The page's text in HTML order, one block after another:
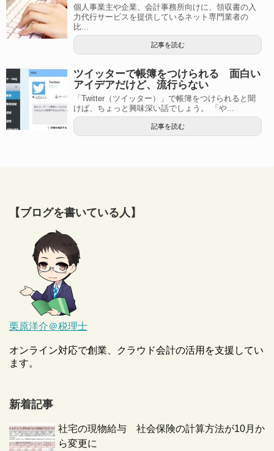
個人事業主や企業、会計事務所向けに、領収書の入
力代行サービスを提供しているネット専門業者の
比...
記事を読む
ツイッターで帳簿をつけられる 面白い
アイデアだけど、流行らない
「Twitter（ツイッター）」で帳簿をつけられると聞
けば、ちょっと興味深い話でしょう。 「や...
記事を読む
【ブログを書いている人】
栗原洋介＠税理士
オンライン対応で創業、クラウド会計の活用を支援してい
ます。
新着記事
社宅の現物給与 社会保険の計算方法が10月か
ら変更に